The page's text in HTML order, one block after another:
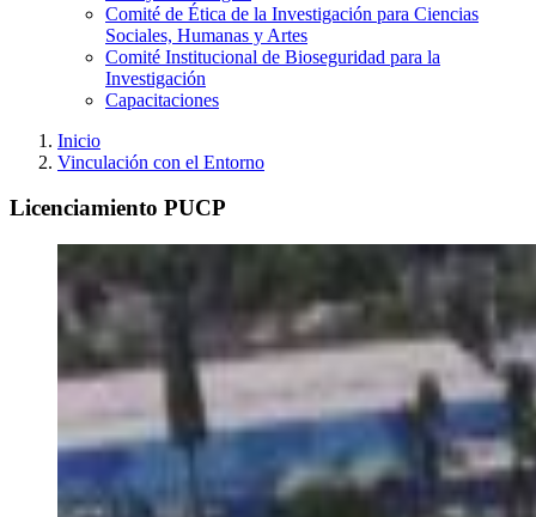
Comité de Ética de la Investigación para Ciencias
Sociales, Humanas y Artes
Comité Institucional de Bioseguridad para la
Investigación
Capacitaciones
Inicio
Vinculación con el Entorno
Licenciamiento PUCP